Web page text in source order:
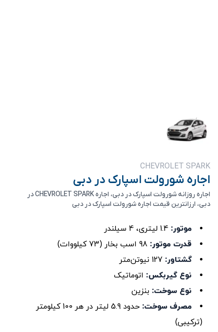
CHEVROLET SPARK
اجاره شورولت اسپارک در دبی
اجاره روزانه شورولت اسپارک در دبی، اجاره CHEVROLET SPARK در
دبی، ارزانترین قیمت اجاره شورولت اسپارک در دبی
موتور:
قدرت موتور:
گشتاور:
نوع گیربکس: اتوماتیک
نوع سوخت: بنزین
مصرف سوخت:
حدود 5.9 لیتر در هر 100 کیلومتر
(ترکیبی)